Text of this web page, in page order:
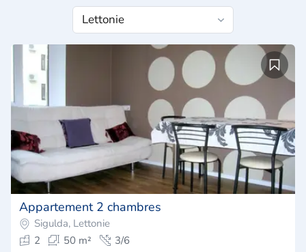
Appartement 2 chambres
Sigulda, Lettonie
2
50 m²
3/6